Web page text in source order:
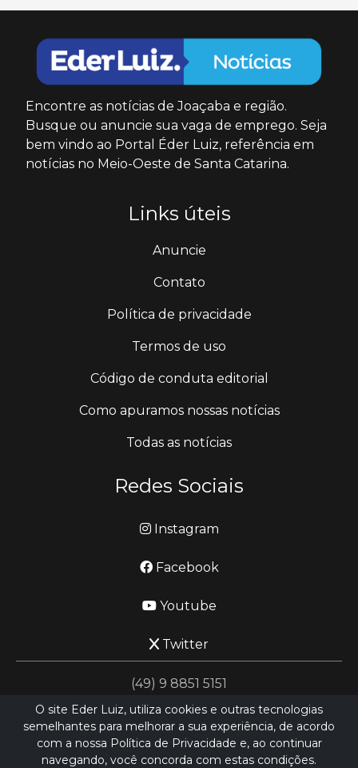
Encontre as notícias de Joaçaba e região.
Busque ou anuncie sua vaga de emprego. Seja
bem vindo ao Portal Éder Luiz, referência em
notícias no Meio-Oeste de Santa Catarina.
Links úteis
Anuncie
Contato
Política de privacidade
Termos de uso
Código de conduta editorial
Como apuramos nossas notícias
Todas as notícias
Redes Sociais
Instagram
Facebook
Youtube
Twitter
(49) 9 8851 5151
jornalismo@ederluiz.com.vc
O site Eder Luiz, utiliza cookies e outras tecnologias
semelhantes para melhorar a sua experiência, de acordo
com a nossa Política de Privacidade e, ao continuar
navegando, você concorda com estas condições.